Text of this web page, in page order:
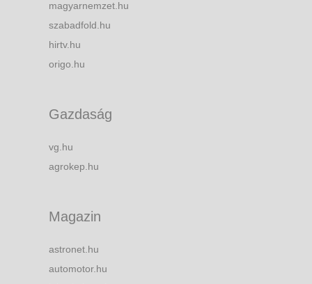
magyarnemzet.hu
szabadfold.hu
hirtv.hu
origo.hu
Gazdaság
vg.hu
agrokep.hu
Magazin
astronet.hu
automotor.hu